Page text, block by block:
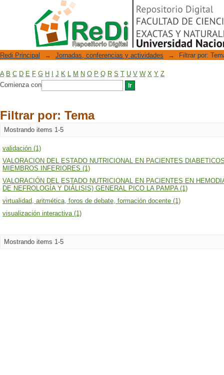
Filtrar por: Tema
Repositorio Digital
Redi Principal → Jornadas, conferencias y actividades → Filtrar por:
A B C D E F G H J K L M N O P Q R S T U V W X Y Z
Comienza con
Filtrar por: Tema
Mostrando items 1-5
validación (1)
VALORACION DEL ESTADO NUTRICIONAL EN PACIENTES
MIEMBROS INFERIORES (1)
VALORACIÓN DEL ESTADO NUTRICIONAL EN PACIENTES EN
DE NEFROLOGÍA Y DIÁLISIS) GENERAL PICO LA PAMPA (1)
virtualidad, aritmética, foros de debate, formación docente (1)
visualización interactiva (1)
Mostrando items 1-5